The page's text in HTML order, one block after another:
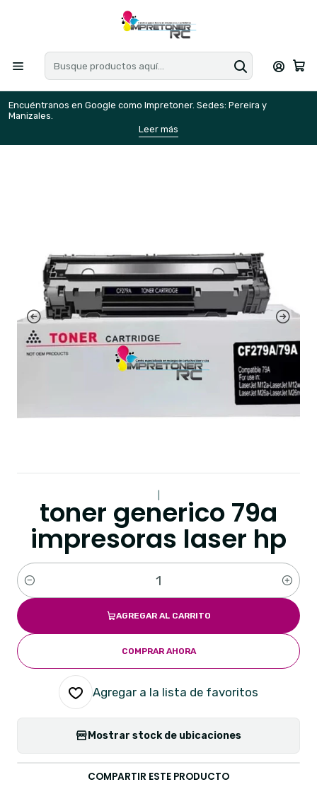
Encuéntranos en Google como Impretoner. Sedes: Pereira y
Manizales.
Leer más
toner generico 79a
impresoras laser hp
Cantidad
AGREGAR AL CARRITO
COMPRAR AHORA
Agregar a la lista de favoritos
Mostrar stock de ubicaciones
COMPARTIR ESTE PRODUCTO